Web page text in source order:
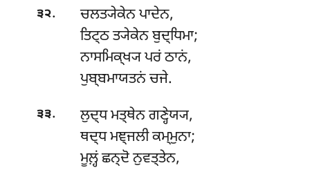
੩੨. ਚਲਤ੍ਯੇਕੇਨਪਾਦੇਨ,
ਤਿਟ੍ਠ ਤ੍ਯੇਕੇਨ ਬੁਦ੍ਧਿਮਾ;
ਨਾਸਮਿਕ੍ਖ੍ਯ ਪਰਂ ਠਾਨਂ,
ਪੁਬ੍ਬਮਾਯਤਨਂ ਚਜੇ.
੩੩.
ਲੁਦ੍ਧ ਮਤ੍ਥੇਨ ਗਣ੍ਹੇਯ੍ਯ,
ਥਦ੍ਧ ਮਞ੍ਜਲੀ ਕਮ੍ਮੁਨਾ;
ਮੂਲ਼੍ਹਂ ਛਨ੍ਦੋ ਨੁਵਤ੍ਤੇਨ,